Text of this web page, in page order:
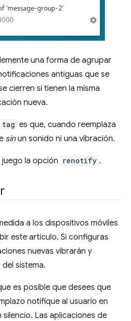
una forma de agrupar
antiguas que se
cierren si tienen la misma
nueva.
tag es que, cuando reemplaza
sinun sonido ni una vibración.
la opción renotify .
a los dispositivos móviles
este artículo. Si configuras
nuevas vibrarán y
sistema.
es posible que desees que
notifique al usuario en
Las aplicaciones de